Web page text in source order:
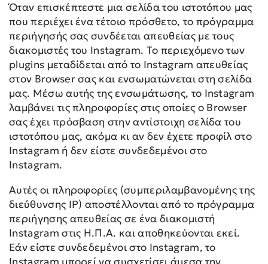
Όταν επισκέπτεστε μια σελίδα του ιστοτόπου μας
που περιέχει ένα τέτοιο πρόσθετο, το πρόγραμμα
περιήγησής σας συνδέεται απευθείας με τους
διακομιστές του Instagram. Το περιεχόμενο των
plugins μεταδίδεται από το Instagram απευθείας
στον Browser σας και ενσωματώνεται στη σελίδα
μας. Μέσω αυτής της ενσωμάτωσης, το Instagram
λαμβάνει τις πληροφορίες στις οποίες ο Browser
σας έχει πρόσβαση στην αντίστοιχη σελίδα του
ιστοτόπου μας, ακόμα κι αν δεν έχετε προφίλ στο
Instagram ή δεν είστε συνδεδεμένοι στο
Instagram.
Αυτές οι πληροφορίες (συμπεριλαμβανομένης της
διεύθυνσης IP) αποστέλλονται από το πρόγραμμα
περιήγησης απευθείας σε ένα διακομιστή
Instagram στις Η.Π.Α. και αποθηκεύονται εκεί.
Εάν είστε συνδεδεμένοι στο Instagram, το